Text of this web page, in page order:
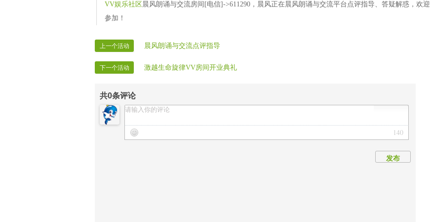
VV娱乐社区 晨风朗诵与交流房间[电信]->611290，晨风正在晨风朗诵与交流平台点评指导、答疑解惑，欢迎
参加！
上一个活动 晨风朗诵与交流点评指导
下一个活动 激越生命旋律VV房间开业典礼
共0条评论
140
发布